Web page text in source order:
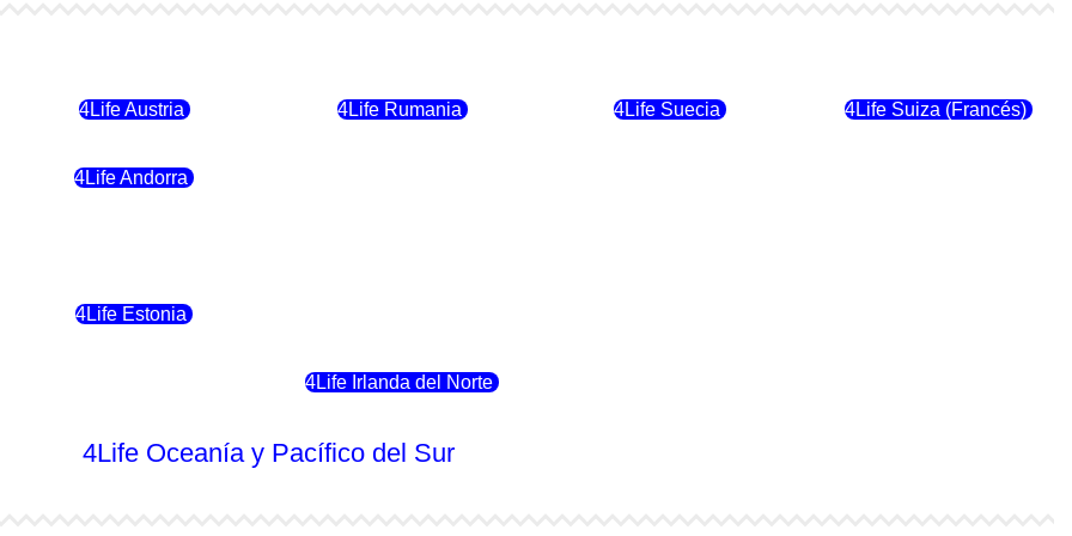
4Life Austria 4Life Rumania 4Life Suecia 4Life Suiza (Francés)
4Life Andorra
4Life Estonia
4Life Irlanda del Norte
4Life Oceanía y Pacífico del Sur